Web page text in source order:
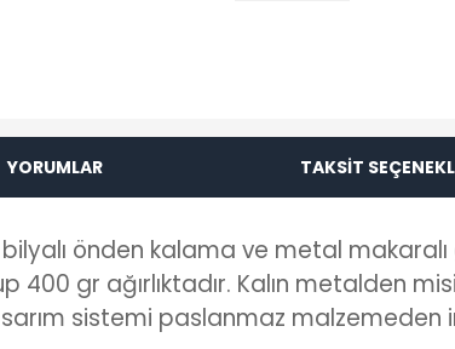
YORUMLAR TAKSİT
bilyalı önden kalama ve metal
gr ağırlıktadır. Kalın metalden
sistemi paslanmaz malzemeden